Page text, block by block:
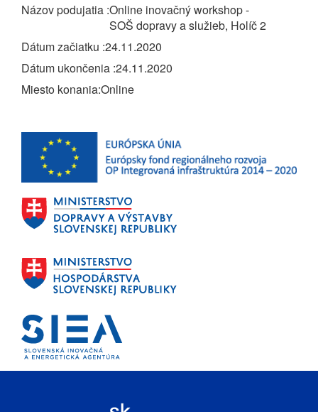
Názov podujatia Online inovačný workshop -
SOŠ dopravy a služieb, Holíč 2
Dátum začiatku 24.11.2020
Dátum ukončenia 24.11.2020
Miesto konaniaOnline